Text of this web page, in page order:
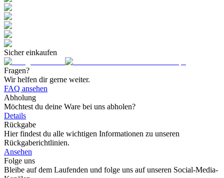
Sicher einkaufen
Fragen?
Wir helfen dir gerne weiter.
FAQ ansehen
Abholung
Möchtest du deine Ware bei uns abholen?
Details
Rückgabe
Hier findest du alle wichtigen Informationen zu unseren
Rückgaberichtlinien.
Ansehen
Folge uns
Bleibe auf dem Laufenden und folge uns auf unseren Social-Media-